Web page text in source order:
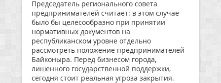
Председатель регионального совета
предпринимателей считает: в этом случае
было бы целесообразно при принятии
нормативных документов на
республиканском уровне отдельно
рассмотреть положение предпринимателей
Байконыра. Перед бизнесом города,
лишенного государственной поддержки,
сегодня стоит реальная угроза закрытия.